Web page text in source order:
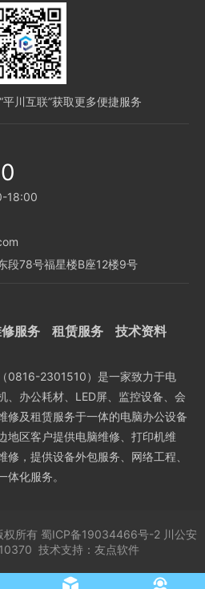
川互联”获取更多便捷服务
18:00
段78号福星楼B座12楼9号
服务 租赁服务
技术资料
0816-2301510）是一家致力于电
、办公耗材、LED屏、监控设备、会
修及租赁服务于一体的电脑办公设备
地区客户提供电脑维修、打印机维
，提供设备外包服务、网络工程、
体化服务。
权所有 蜀ICP备19034466号-2 川公安
技术支持： 友点软件